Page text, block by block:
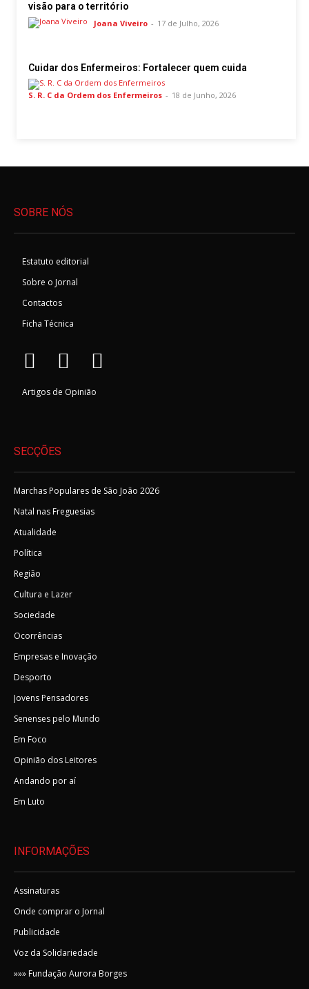
visão para o território
Joana Viveiro - 17 de Julho, 2026
Cuidar dos Enfermeiros: Fortalecer quem cuida
S. R. C da Ordem dos Enfermeiros - 18 de Junho, 2026
SOBRE NÓS
Estatuto editorial
Sobre o Jornal
Contactos
Ficha Técnica
Artigos de Opinião
SECÇÕES
Marchas Populares de São João 2026
Natal nas Freguesias
Atualidade
Política
Região
Cultura e Lazer
Sociedade
Ocorrências
Empresas e Inovação
Desporto
Jovens Pensadores
Senenses pelo Mundo
Em Foco
Opinião dos Leitores
Andando por aí
Em Luto
INFORMAÇÕES
Assinaturas
Onde comprar o Jornal
Publicidade
Voz da Solidariedade
»»» Fundação Aurora Borges